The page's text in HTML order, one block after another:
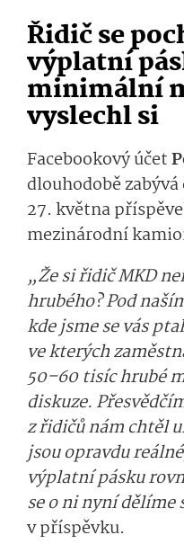
Řidič se
výplatní
minimální
vyslechl si
Facebookový účet
dlouhodobě
27. května
mezinárodní
„Že si řidič MKD
hrubého? Pod
kde jsme se vás
ve kterých
50–60 tisíc hrubé
diskuze.
z řidičů nám chtěl
jsou opravdu
výplatní pásku
se o ni nyní dělíme
v příspěvku.